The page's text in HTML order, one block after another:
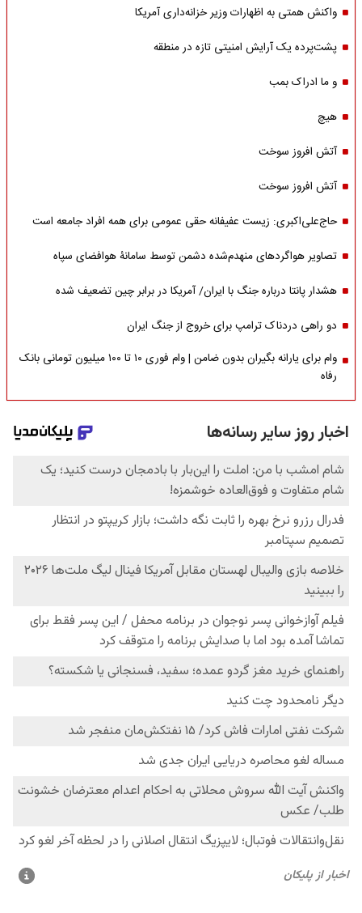
واکنش همتی به اظهارات وزیر خزانه‌داری آمریکا
پشت‌پرده یک آرایش امنیتی تازه در منطقه
و ما ادراک بمب
هیچ
آتش افروز سوخت
آتش افروز سوخت
حاج‌علی‌اکبری: زیست عفیفانه حقی عمومی برای همه افراد جامعه است
تصاویر هواگردهای منهدم‌شده دشمن توسط سامانۀ هوافضای سپاه
هشدار پانتا درباره جنگ با ایران/ آمریکا در برابر چین تضعیف شده
دو راهی دردناک ترامپ برای خروج از جنگ ایران
وام برای یارانه بگیران بدون ضامن | وام فوری ۱۰ تا ۱۰۰ میلیون تومانی بانک
رفاه